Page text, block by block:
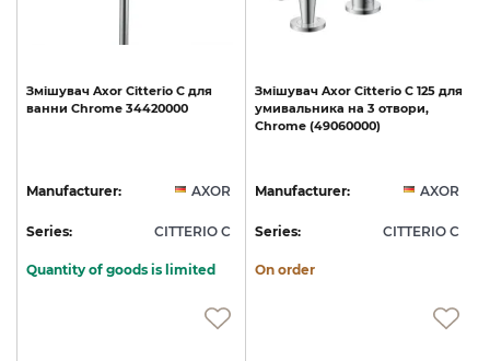
Змішувач Axor Citterio C для
ванни Chrome 34420000
Manufacturer: AXOR
Series: CITTERIO C
Quantity of goods is limited
Змішувач Axor Citterio C 125 для
умивальника на 3 отвори,
Chrome (49060000)
Manufacturer: AXOR
Series: CITTERIO C
On order